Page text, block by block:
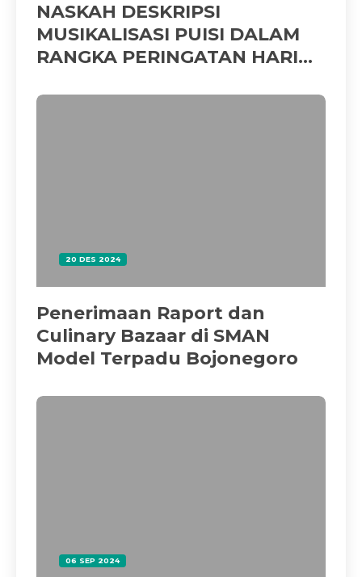
NASKAH DESKRIPSI
MUSIKALISASI PUISI DALAM
RANGKA PERINGATAN HARI
20 DES 2024
Penerimaan Raport dan
Culinary Bazaar di SMAN
Model Terpadu Bojonegoro
06 SEP 2024